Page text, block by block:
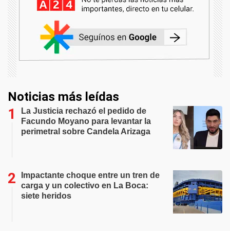
Noticias más leídas
La Justicia rechazó el pedido de
Facundo Moyano para levantar la
perimetral sobre Candela Arizaga
Impactante choque entre un tren de
carga y un colectivo en La Boca:
siete heridos